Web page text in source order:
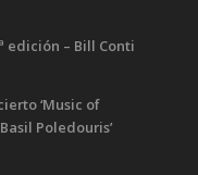
edición – Bill Conti
‘Music of
Poledouris’